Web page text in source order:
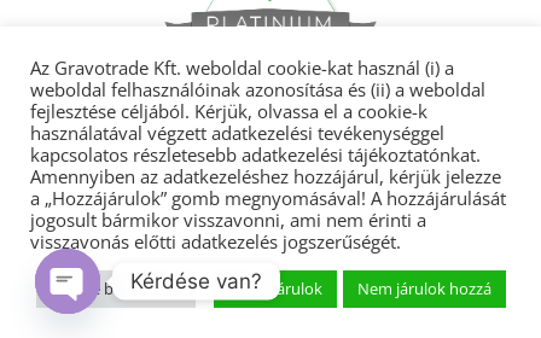
Gravotrade 2022 © Minden jog fenntartva.
Adatvédelmi tájékoztató ÁSZF | Garanciális feltételek
Végfelhasználói licencszerződés
Cégcsoport
Az Gravotrade Kft. weboldal cookie-kat használ (i) a
weboldal felhasználóinak azonosítása és (ii) a weboldal
fejlesztése céljából. Kérjük, olvassa el a cookie-k
használatával végzett adatkezelési tevékenységgel
kapcsolatos részletesebb adatkezelési tájékoztatónkat.
Amennyiben az adatkezeléshez hozzájárul, kérjük jelezze
a „Hozzájárulok” gomb megnyomásával! A hozzájárulását
jogosult bármikor visszavonni, ami nem érinti a
visszavonás előtti adatkezelés jogszerűségét.
Cookie beállítások Hozzájárulok Nem járulok hozzá
Kérdése van?